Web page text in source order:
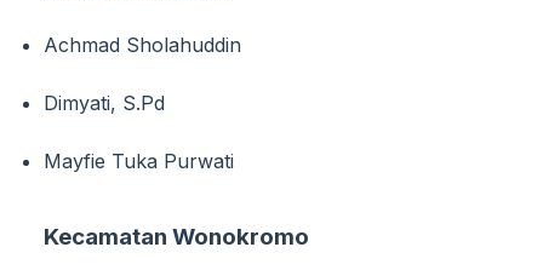
Achmad Sholahuddin
Dimyati, S.Pd
Mayfie Tuka Purwati
Kecamatan Wonokromo